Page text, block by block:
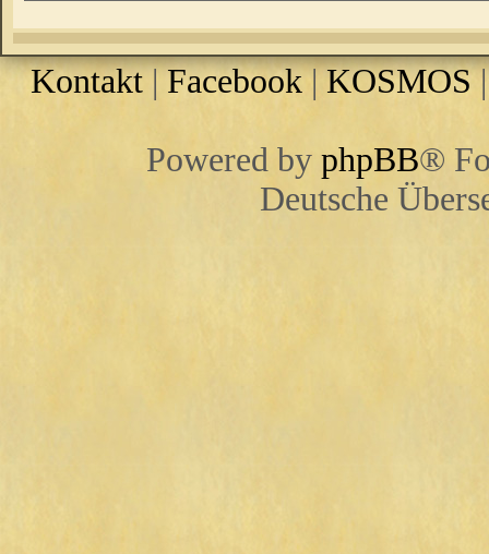
Kontakt | Facebook| KOSMOS
Powered by phpBB®
Deutsche